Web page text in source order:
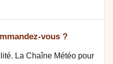
vous ?
La Chaîne Météo pour